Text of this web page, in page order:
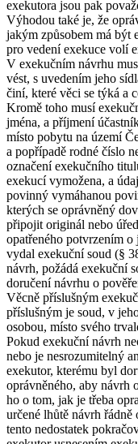
exekutora jsou pak
Výhodou také je, že
jakým způsobem má být
pro vedení exekuce volí
V exekučním návrhu
vést, s uvedením jeho
činí, které věci se týká a
Kromě toho musí
jména, a příjmení
místo pobytu na území
a popřípadě rodné číslo
označení exekučního
exekucí vymožena, a
povinný vymáhanou
kterých se oprávněný
připojit originál nebo
opatřeného potvrzením
vydal exekuční soud (§
návrh, požádá exekuční
doručení návrhu o
Věcně příslušným
příslušným je soud, v
osobou, místo svého
Pokud exekuční návrh
nebo je nesrozumitelný
exekutor, kterému byl
oprávněného, aby návrh
ho o tom, jak je třeba
určené lhůtě návrh
tento nedostatek